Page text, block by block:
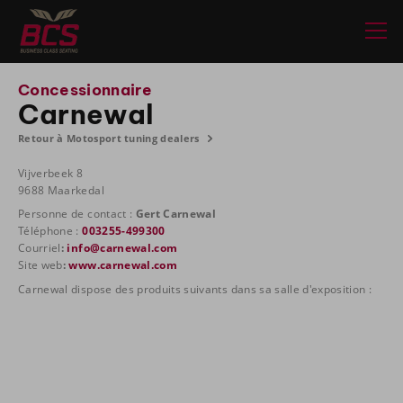
Concessionnaire
Carnewal
Retour à Motosport tuning dealers
Vijverbeek 8
9688 Maarkedal
Personne de contact : Gert Carnewal
Téléphone :003255-499300
Courriel : info@carnewal.com
Site web:www.carnewal.com
Carnewal dispose des produits suivants dans sa salle d'exposition :